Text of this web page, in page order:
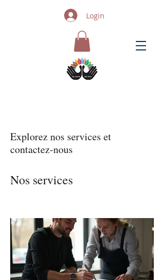
Login
Explorez nos services et
contactez-nous
Nos services